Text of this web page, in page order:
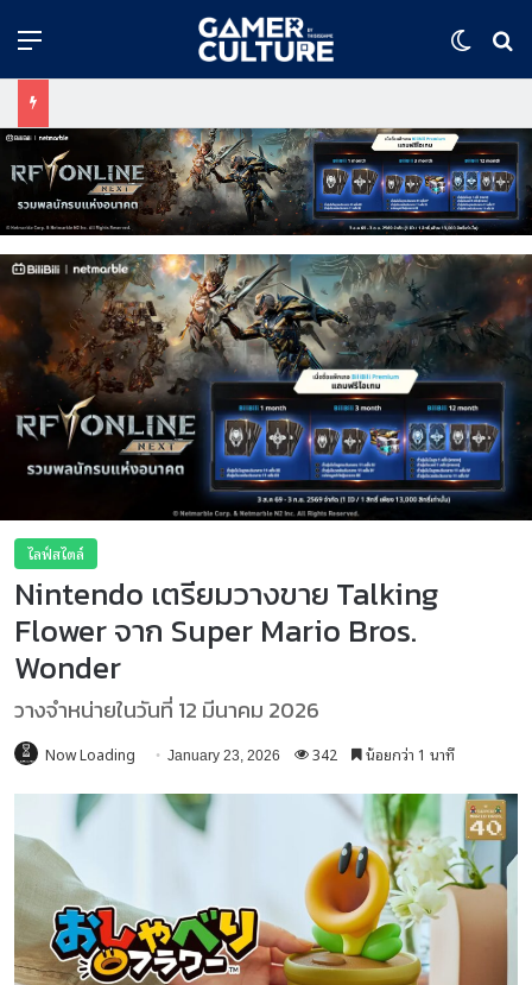
Menu
ไลฟ์สไตล์
Nintendo เตรียมวางขาย Talking
Flower จาก Super Mario Bros.
Wonder
วางจำหน่ายในวันที่ 12 มีนาคม 2026
Now Loading January 23, 2026 342 น้อยกว่า 1 นาที